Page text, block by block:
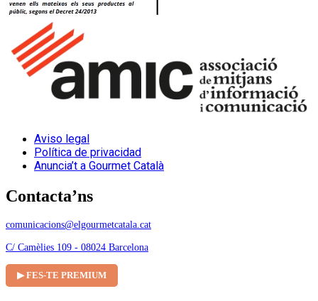
Aviso legal
Política de privacidad
Anuncia’t a Gourmet Català
Contacta’ns
comunicacions@elgourmetcatala.cat
C/ Camèlies 109 - 08024 Barcelona
▶ FES-TE PREMIUM